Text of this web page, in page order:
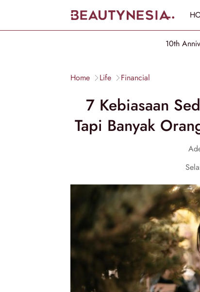
10th
Home Life Financial
7 Kebiasaan
Tapi Banyak